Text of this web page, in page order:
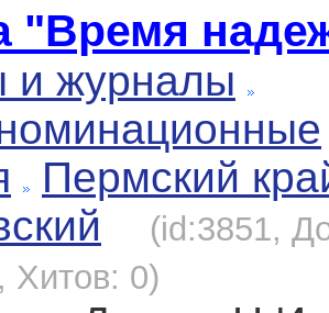
"Время
и журналы
Пермский
(id:3851,
Хитов: 0)